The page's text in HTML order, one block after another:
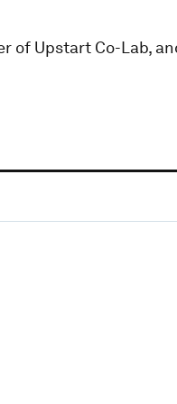
of Upstart Co-Lab,